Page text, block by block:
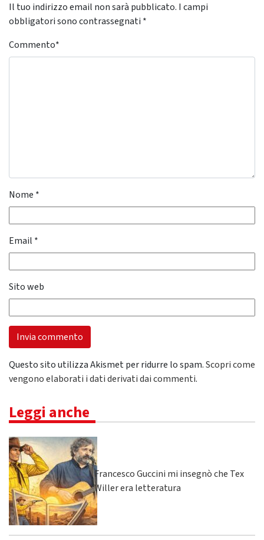
Il tuo indirizzo email non sarà pubblicato. I campi
obbligatori sono contrassegnati *
Commento*
Nome *
Email *
Sito web
Questo sito utilizza Akismet per ridurre lo spam.Scopri come
vengono elaborati i dati derivati dai commenti.
Leggi anche
Francesco Guccini mi insegnò che Tex
Willer era letteratura